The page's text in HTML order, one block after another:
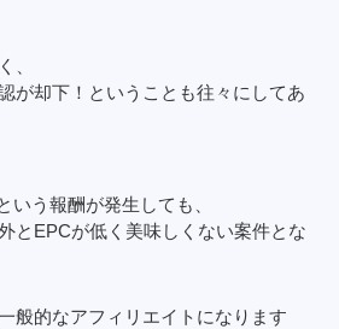
、
が却下！ということも往々にしてあ
いう報酬が発生しても、
とEPCが低く美味しくない案件とな
般的なアフィリエイトになります